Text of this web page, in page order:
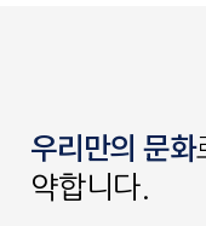
우리만의 문화
약합니다.